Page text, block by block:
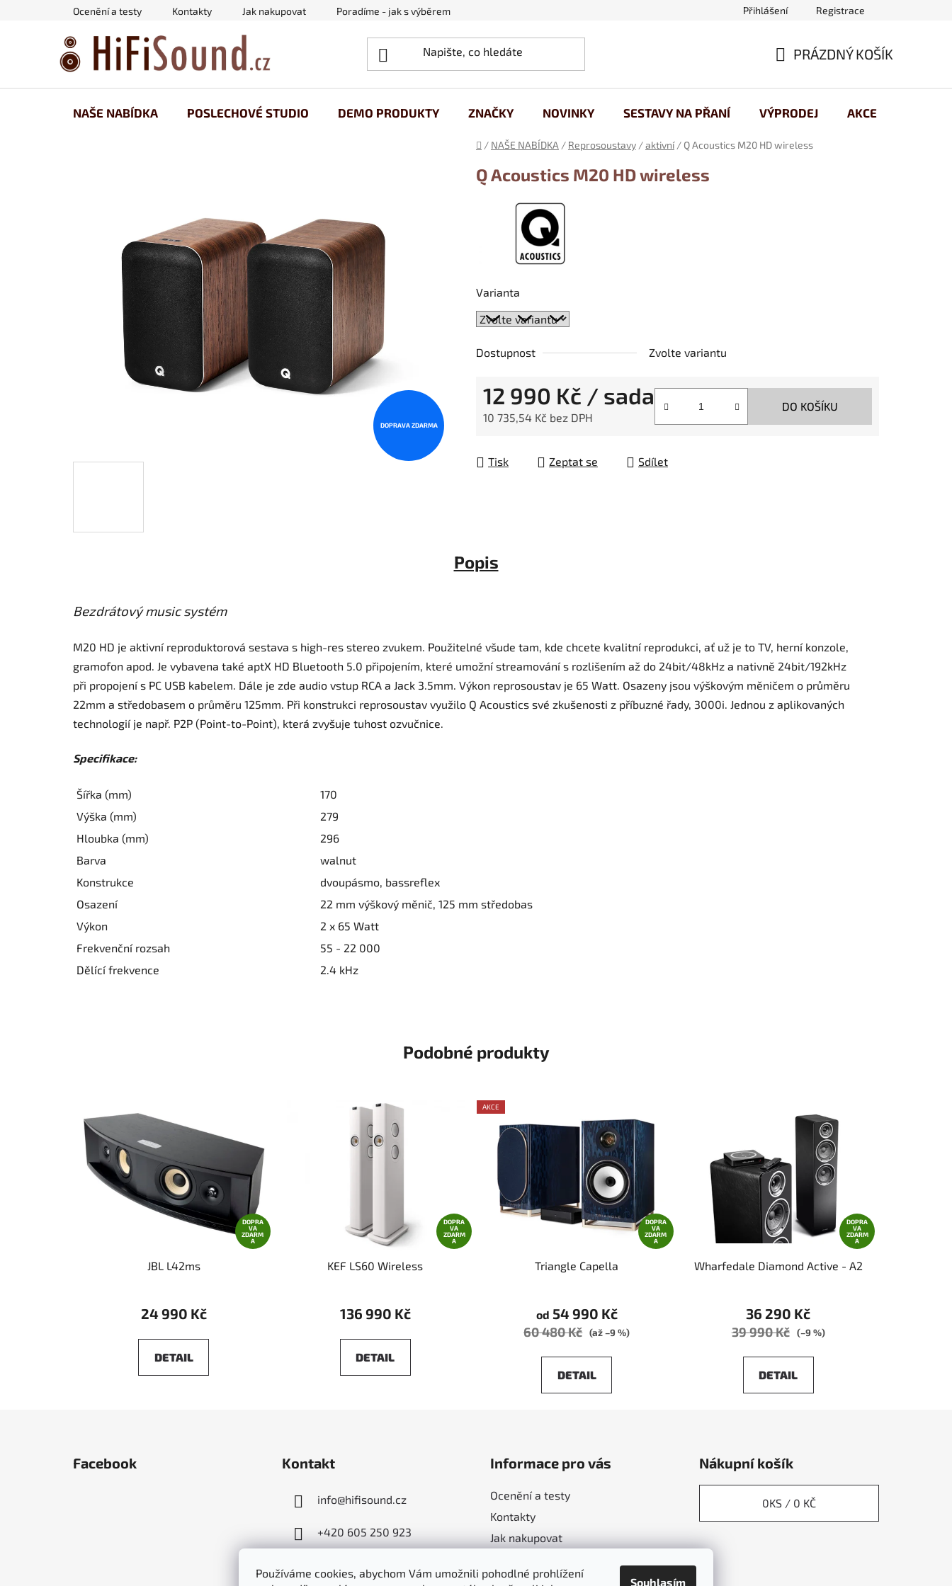
Používáme cookies, abychom Vám umožnili pohodlné prohlížení
Souhlasím
Ocenění a testy Kontakty Jak nakupovat Poradíme - jak s výběrem Přihlášení Registrace
KOŠÍK
PRÁZDNÝ KOŠÍK
NAŠE NABÍDKA POSLECHOVÉ STUDIO DEMO PRODUKTY ZNAČKY NOVINKY SESTAVY NA PŘANÍ VÝPRODEJ AKCE
Domů
/ NAŠE NABÍDKA / Reprosoustavy /aktivní / Q Acoustics M20 HD wireless
Q Acoustics M20 HD wireless
Varianta
Dostupnost Zvolte variantu
12 990 Kč / sada
10 735,54 Kč bez DPH
DO KOŠÍKU
Tisk Zeptat se Sdílet
DOPRAVA ZDARMA
Popis
Bezdrátový music systém
M20 HD je aktivní reproduktorová sestava s high-res stereo zvukem. Použitelné všude tam, kde chcete kvalitní reprodukci, ať už je to TV, herní konzole,
gramofon apod. Je vybavena také aptX HD Bluetooth 5.0 připojením, které umožní streamování s rozlišením až do 24bit/48kHz a nativně 24bit/192kHz
při propojení s PC USB kabelem. Dále je zde audio vstup RCA a Jack 3.5mm. Výkon reprosoustav je 65 Watt. Osazeny jsou výškovým měničem o průměru
22mm a středobasem o průměru 125mm. Při konstrukci reprosoustav využilo Q Acoustics své zkušenosti z příbuzné řady, 3000i. Jednou z aplikovaných
technologií je např. P2P (Point-to-Point), která zvyšuje tuhost ozvučnice.
Specifikace:
Šířka (mm)
170
Výška (mm)
279
Hloubka (mm)
296
Barva
walnut
Konstrukce
dvoupásmo, bassreflex
Osazení
22 mm výškový měnič, 125 mm středobas
Výkon
2 x 65 Watt
Frekvenční rozsah
55 - 22 000
Dělící frekvence
2.4 kHz
Podobné produkty
DOPRA
VA
ZDARM
A
JBL L42ms
24 990 Kč
DETAIL
DOPRA
VA
ZDARM
A
KEF LS60 Wireless
136 990 Kč
DETAIL
AKCE
DOPRA
VA
ZDARM
A
Triangle Capella
od 54 990 Kč
60 480 Kč (až –9 %)
DETAIL
DOPRA
VA
ZDARM
A
Wharfedale Diamond Active - A2
36 290 Kč
39 990 Kč (–9 %)
DETAIL
Facebook Kontakt
info@hifisound.cz
+420 605 250 923
Informace pro vás
Ocenění a testy
Kontakty
Jak nakupovat
Obchodní podmínky
Nákupní košík
0KS / 0 KČ